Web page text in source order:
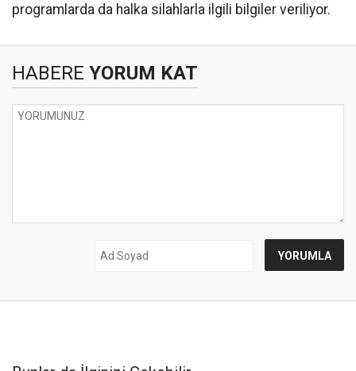
programlarda da halka silahlarla ilgili bilgiler veriliyor.
HABERE YORUM KAT